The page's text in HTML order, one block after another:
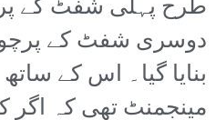
طرح پہلی شفٹ کے
دوسری شفٹ کے
بنایا گیا۔ اس کے
مینجمنٹ تھی کہ اگر